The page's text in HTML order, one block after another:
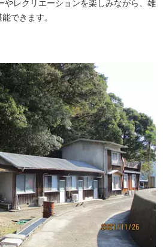
やレクリエーションを楽しみながら、雄
できます。